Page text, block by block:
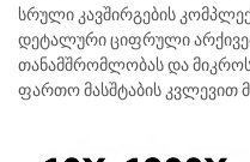
სრული კავშირგების
დეტალური ციფრული
თანამშრომლობას და
ფართო მასშტაბის კვლევით